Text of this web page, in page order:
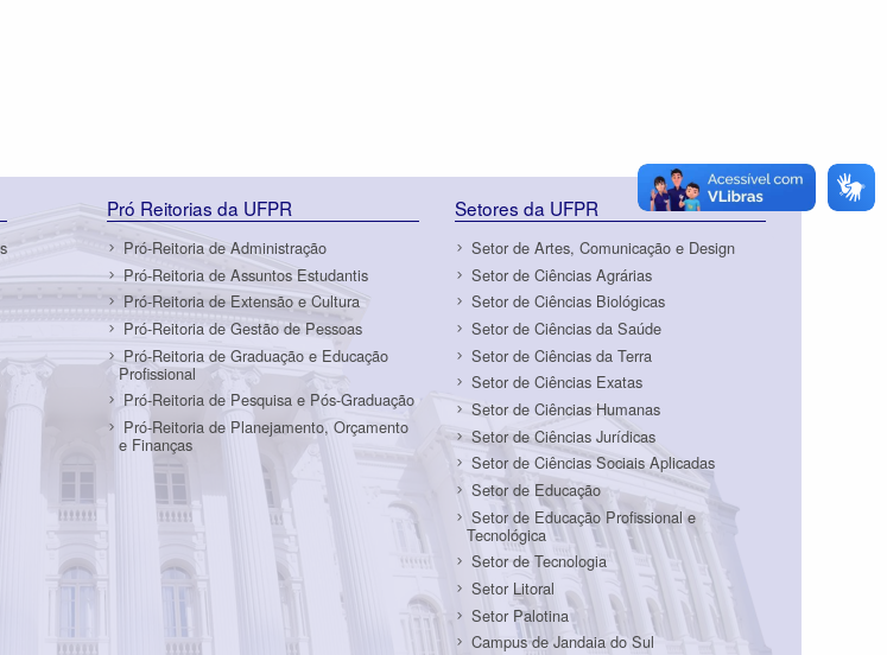
Pró Reitorias da UFPR
Pró-Reitoria de Administração
Pró-Reitoria de Assuntos Estudantis
Pró-Reitoria de Extensão e Cultura
Pró-Reitoria de Gestão de Pessoas
Pró-Reitoria de Graduação e Educação
Profissional
Pró-Reitoria de Pesquisa e Pós-Graduação
Pró-Reitoria de Planejamento, Orçamento
e Finanças
Setores da UFPR
Setor de Artes, Comunicação e Design
Setor de Ciências Agrárias
Setor de Ciências Biológicas
Setor de Ciências da Saúde
Setor de Ciências da Terra
Setor de Ciências Exatas
Setor de Ciências Humanas
Setor de Ciências Jurídicas
Setor de Ciências Sociais Aplicadas
Setor de Educação
Setor de Educação Profissional e
Tecnológica
Setor de Tecnologia
Setor Litoral
Setor Palotina
Campus de Jandaia do Sul